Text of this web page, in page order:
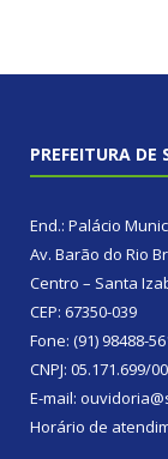
PREFEITURA
End.: Palácio
Av. Barão do Rio
Centro – Santa
CEP: 67350-039
Fone: (91) 98488-
CNPJ: 05.171.699/
E-mail:
Horário de